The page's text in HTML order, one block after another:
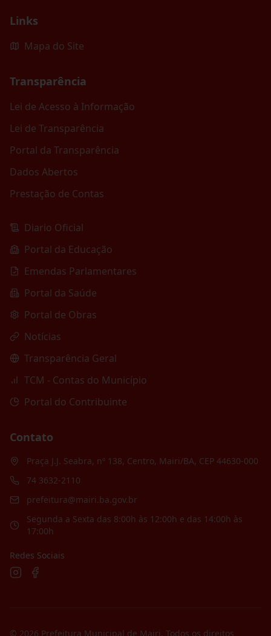
Links
Mapa do Site
Transparência
Lei de Acesso à Informação
Lei de Transparência
Portal da Transparência
Dados Abertos
Prestação de Contas
Diario Oficial
Portal da Educação
Emendas Parlamentares
Portal da Saúde
Portal de Obras
Notícias
Transparência Geral
TCM - Contas do Município
Portal do Contribuinte
Contato
Praça J.J. Seabra, nº 138, Centro, Mairi/BA, CEP 44630-000
74 3632-2110
prefeitura@mairi.ba.gov.br
Segunda a Sexta das 8:00h às 12:00h e das 14:00h às
17:00h
Redes Sociais
© 2026 Prefeitura Municipal de Mairi. Todos os direitos